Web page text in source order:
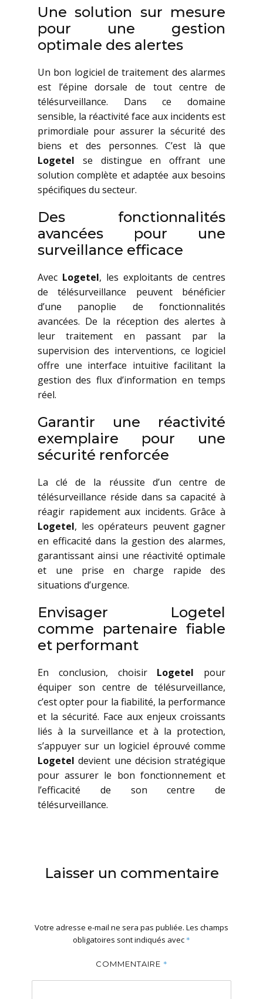
Une solution sur mesure
pour une gestion
optimale des alertes
Un bon logiciel de traitement des alarmes
est l’épine dorsale de tout centre de
télésurveillance. Dans ce domaine
sensible, la réactivité face aux incidents est
primordiale pour assurer la sécurité des
biens et des personnes. C’est là que
Logetel se distingue en offrant une
solution complète et adaptée aux besoins
spécifiques du secteur.
Des fonctionnalités
avancées pour une
surveillance efficace
Avec Logetel, les exploitants de centres
de télésurveillance peuvent bénéficier
d’une panoplie de fonctionnalités
avancées. De la réception des alertes à
leur traitement en passant par la
supervision des interventions, ce logiciel
offre une interface intuitive facilitant la
gestion des flux d’information en temps
réel.
Garantir une réactivité
exemplaire pour une
sécurité renforcée
La clé de la réussite d’un centre de
télésurveillance réside dans sa capacité à
réagir rapidement aux incidents. Grâce à
Logetel, les opérateurs peuvent gagner
en efficacité dans la gestion des alarmes,
garantissant ainsi une réactivité optimale
et une prise en charge rapide des
situations d’urgence.
Envisager Logetel
comme partenaire fiable
et performant
En conclusion, choisir Logetel pour
équiper son centre de télésurveillance,
c’est opter pour la fiabilité, la performance
et la sécurité. Face aux enjeux croissants
liés à la surveillance et à la protection,
s’appuyer sur un logiciel éprouvé comme
Logetel devient une décision stratégique
pour assurer le bon fonctionnement et
l’efficacité de son centre de
télésurveillance.
Laisser un commentaire
Votre adresse e-mail ne sera pas publiée. Les champs
obligatoires sont indiqués avec *
COMMENTAIRE *